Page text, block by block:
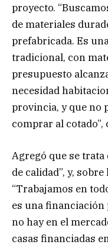
proyecto.
de materiales
prefabricada. Es
tradicional, con
presupuesto
necesidad
provincia, y que no
comprar al cotado”,
Agregó que se
de calidad”, y,
“Trabajamos en
es una financiación
no hay en el
casas financiadas